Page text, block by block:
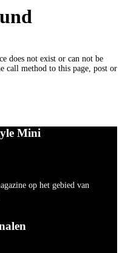
does not exist or can not be
call method to this page, post or
Mini
op het gebied van